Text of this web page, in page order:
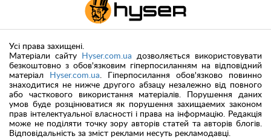
Усі права захищені.
Матеріали сайту
Hyser.com.ua дозволяється використовувати
безкоштовно з обов'язковим гіперпосиланням на відповідний
матеріал
Hyser.com.ua. Гіперпосилання обов'язково повинно
знаходитися не нижче другого абзацу незалежно від повного
або часткового використання матеріалів. Порушення даних
умов буде розцінюватися як порушення захищаемих законом
прав інтелектуальної власності і права на інформацію. Редакція
може не поділяти точку зору авторів статей та авторів блогів.
Відповідальність за зміст реклами несуть рекламодавці.